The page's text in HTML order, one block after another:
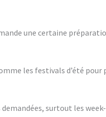
une certaine
les festivals d’été
surtout les